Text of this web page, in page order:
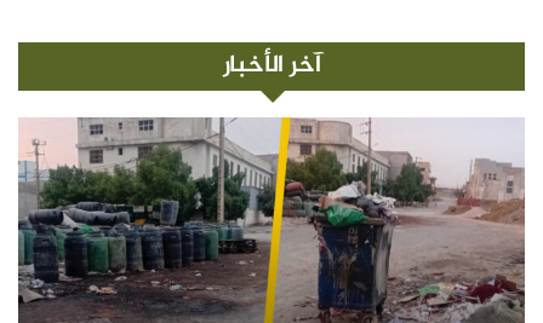
آخر الأخبار